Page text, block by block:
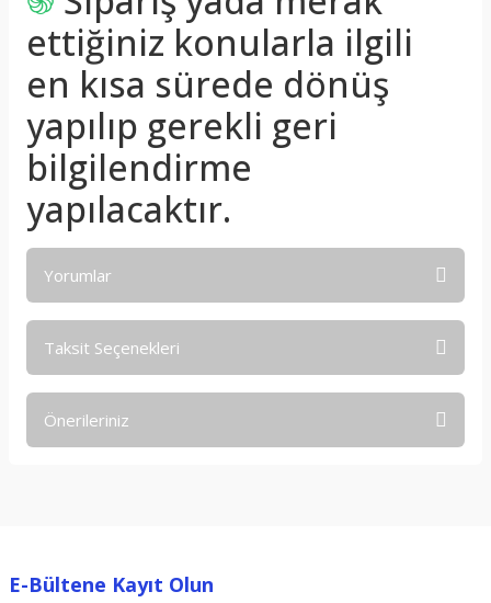
ettiğiniz konularla ilgili
en kısa sürede dönüş
yapılıp gerekli geri
bilgilendirme
yapılacaktır.
Yorumlar
Taksit Seçenekleri
Önerileriniz
Ürün resmi kalitesiz, bozuk veya görüntülenemiyor.
E-Bültene Kayıt Olun